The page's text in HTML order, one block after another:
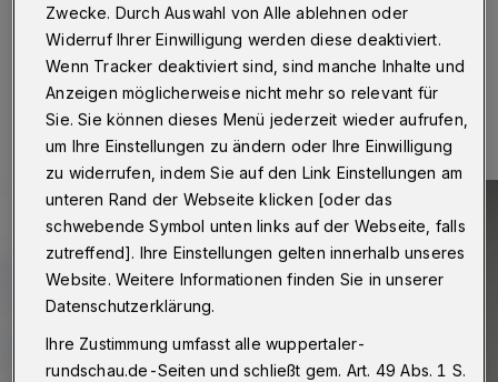
Eine Minute Lesezeit
Zwecke. Durch Auswahl von Alle ablehnen oder
Widerruf Ihrer Einwilligung werden diese deaktiviert.
Wenn Tracker deaktiviert sind, sind manche Inhalte und
Anzeigen möglicherweise nicht mehr so relevant für
Sie. Sie können dieses Menü jederzeit wieder aufrufen,
um Ihre Einstellungen zu ändern oder Ihre Einwilligung
zu widerrufen, indem Sie auf den Link Einstellungen am
unteren Rand der Webseite klicken [oder das
schwebende Symbol unten links auf der Webseite, falls
zutreffend]. Ihre Einstellungen gelten innerhalb unseres
Website. Weitere Informationen finden Sie in unserer
Datenschutzerklärung.
Ihre Zustimmung umfasst alle wuppertaler-
rundschau.de-Seiten und schließt gem. Art. 49 Abs. 1 S.